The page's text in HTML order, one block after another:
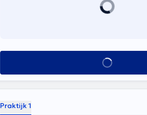
Alles zien
Praktijk 1